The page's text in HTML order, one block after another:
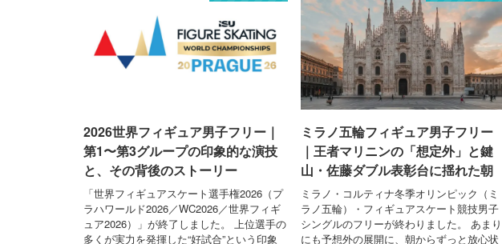
2026世界フィギュア男子フリー｜
第1〜第3グループの印象的な演技
と、その背後のストーリー
「世界フィギュアスケート選手権2026（プ
ラハワールド2026／WC2026／世界フィギ
ュア2026）」が終了しました。 上位選手の
多くが実力を発揮した“好試合”という印象
ミラノ五輪フィギュア男子フリー
｜王者マリニンの「想定外」と鍵
山・佐藤ダブル表彰台に揺れた朝
ミラノ・コルティナ冬季オリンピック（ミ
ラノ五輪）・フィギュアスケート競技男子
シングルのフリーが終わりました。 あまり
にも予想外の展開に、朝からずっと放心状